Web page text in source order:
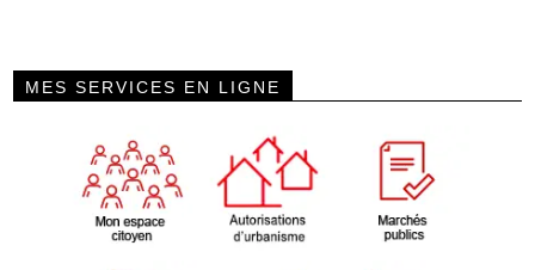
MES SERVICES EN LIGNE